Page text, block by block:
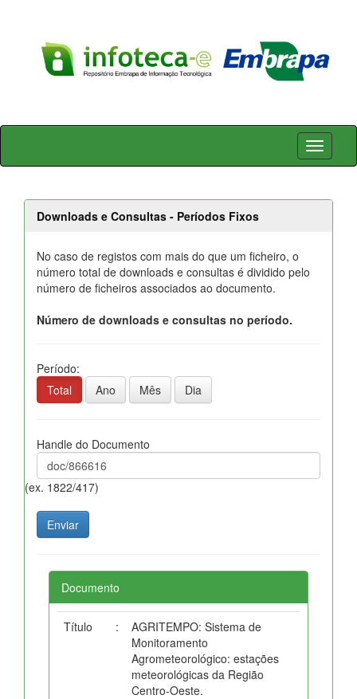
Skip
Downloads e Consultas - Períodos Fixos
No caso de registos com mais do que um ficheiro, o
número total de downloads e consultas é dividido pelo
número de ficheiros associados ao documento.
Número de downloads e consultas no período.
Período:
Total
Ano Mês Dia
Handle do Documento
(ex. 1822/417)
Documento
Título :
AGRITEMPO: Sistema de
Monitoramento
Agrometeorológico: estações
meteorológicas da Região
Centro-Oeste.